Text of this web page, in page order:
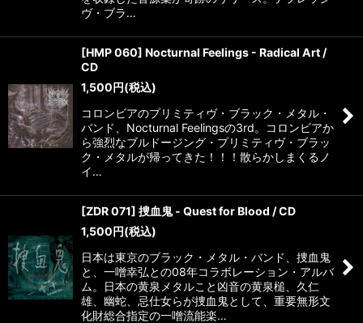
ヴ・ブラ…
[HMP 060] Nocturnal Feelings - Radical Art /
CD
1,500円(税込)
コロンビアのプリミティヴ・ブラック・メタル・
バンド、Nocturnal Feelingsの3rd。コロンビアか
ら強烈なブルドージング・プリミティヴ・ブラッ
ク・メタルが帰ってきた！！！散らかしまくるノ
イ…
[ZDR 071] 捜血鬼 - Quest for Blood / CD
1,500円(税込)
日本は東京のブラック・メタル・バンド、捜血鬼
と、一噌幸弘との08年コラボレーション・アルバ
ム。日本の黄泉メタルこと凶音の黄泉槌、久仁
雄、幽蛇、忌仕女らが捜血鬼として、重要無形文
化財総合指定の一噌流能楽…